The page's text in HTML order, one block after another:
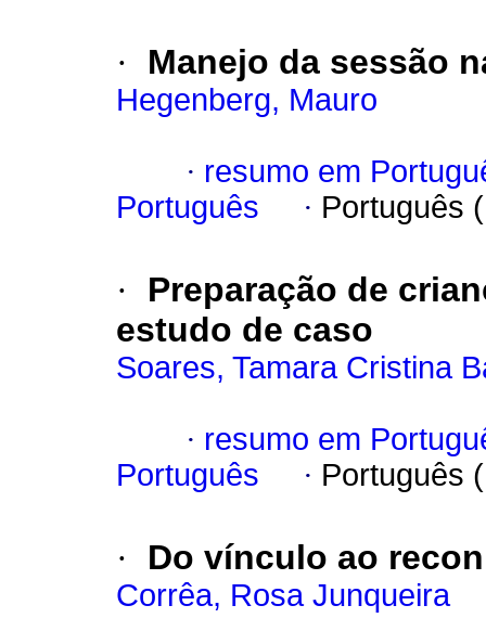
· Manejo da sessão
Hegenberg, Mauro
· resumo em
Português
· Português
·
Preparação de
estudo de caso
Soares, Tamara Cristina
· resumo em
Português
· Português
· Do vínculo ao
Corrêa, Rosa Junqueira